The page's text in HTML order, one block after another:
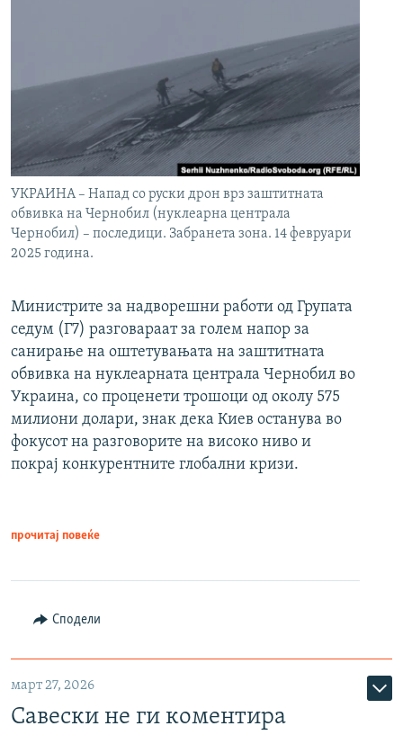
УКРАИНА – Напад со руски дрон врз заштитната
обвивка на Чернобил (нуклеарна централа
Чернобил) – последици. Забранета зона. 14 февруари
2025 година.
Министрите за надворешни работи од Групата
седум (Г7) разговараат за голем напор за
санирање на оштетувањата на заштитната
обвивка на нуклеарната централа Чернобил во
Украина, со проценети трошоци од околу 575
милиони долари, знак дека Киев останува во
фокусот на разговорите на високо ниво и
покрај конкурентните глобални кризи.
прочитај повеќе
Сподели
март 27, 2026
Савески не ги коментира